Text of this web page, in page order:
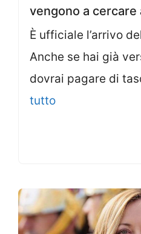
vengono a cercare
È ufficiale l’arrivo
Anche se hai già
dovrai pagare di
tutto